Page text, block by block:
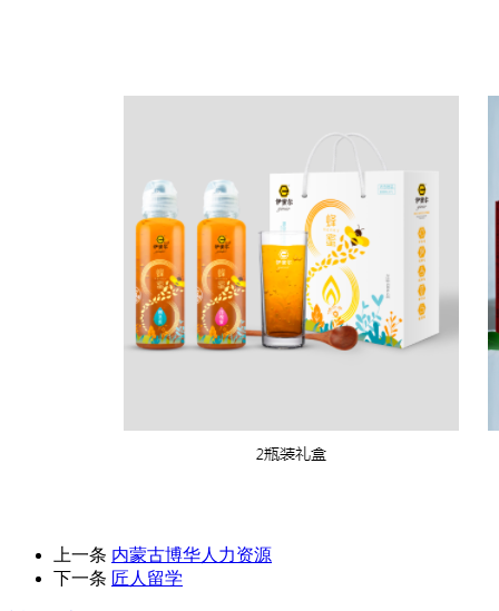
上一条 内蒙古博华人力资源
下一条 匠人留学